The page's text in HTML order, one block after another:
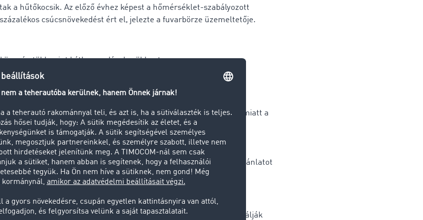
a hűtőkocsik. Az előző évhez képest a hőmérséklet-szabályozott
csúcsnövekedést ért el, jelezte a fuvarbörze üzemeltetője.
több mint kétharmadával csökkent
közepén, az Európa-szerte bevezetett lezárások idején érte el
– az élelmiszeripari kiskereskedelmet kivéve – leállása miatt a
visszaesését eredményezte. „A élelmiszeripari szállítmányok
fuvarozott mennyiség március végéig Európa-szerte több mint
számolt be az elemző. „Korábban húsvét előtt még sosem
rendszerében általában akár 750 000 fuvar- és raktérajánlatot
idején kétségbeesetten keresnek új megbízásokat, hogy kihasználják